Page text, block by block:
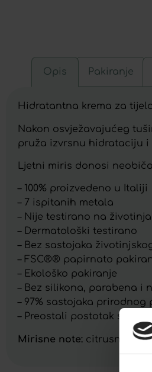
Opis Pakiranje
Hidratantna krema za
Nakon osvježavajućeg
pruža izvrsnu hidrataciju i
Ljetni miris donosi
– 100% proizvedeno u Italiji
– 7 ispitanih metala
– Nije testirano na
– Dermatološki testirano
– Bez sastojaka
– FSC®® papirnato
– Ekološko pakiranje
– Bez silikona, parabena i
– 97% sastojaka prirodnog
– Preostali postotak
Mirisne note: citrusne,